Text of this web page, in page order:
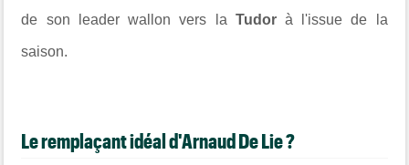
de son leader wallon vers la Tudor à l'issue de la
saison.
Le remplaçant idéal d'Arnaud De Lie ?